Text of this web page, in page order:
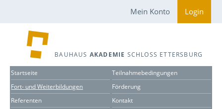
Mein Konto Login
BAUHAUS AKADEMIE SCHLOSS ETTERSBURG
Startseite
Fort- und Weiterbildungen
Referenten
Teilnahmebedingungen
Förderung
Kontakt